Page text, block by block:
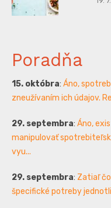
Poradňa
15. októbra: Áno,
zneužívaním ich údajov.
29. septembra: Áno,
manipulovať
vyu...
29. septembra: Zatiaľ
špecifické potreby